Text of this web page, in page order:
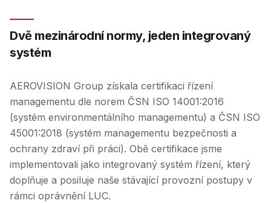
Dvě mezinárodní normy, jeden integrovaný
systém
AEROVISION Group získala certifikaci řízení
managementu dle norem ČSN ISO 14001:2016
(systém environmentálního managementu) a ČSN ISO
45001:2018 (systém managementu bezpečnosti a
ochrany zdraví při práci). Obě certifikace jsme
implementovali jako integrovaný systém řízení, který
doplňuje a posiluje naše stávající provozní postupy v
rámci oprávnění LUC.